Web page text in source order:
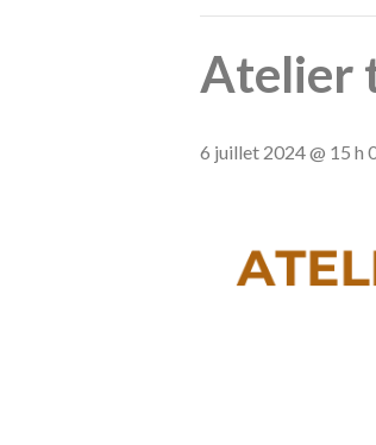
Atelier
6 juillet 2024 @ 15 h